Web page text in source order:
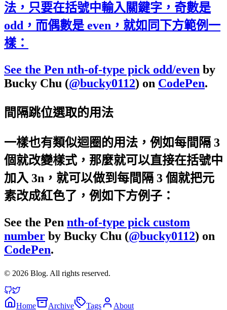
法，只要在括號中輸入關鍵字，奇數是
odd，而偶數是 even，就如同下方範例一
樣：
See the Pen nth-of-type pick odd/even by
Bucky Chu (@bucky0112) on CodePen.
間隔跳位選取的用法
一樣也有類似迴圈的用法，例如每間隔 3
個就改變樣式，那麼就可以直接在括號中
加入 3n，就可以做到每間隔 3 個就把元
素改成紅色了，例如下方例子：
See the Pen nth-of-type pick custom
number by Bucky Chu (@bucky0112) on
CodePen.
© 2026 Blog. All rights reserved.
Home Archive Tags About